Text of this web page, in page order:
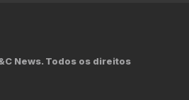
News. Todos os direitos